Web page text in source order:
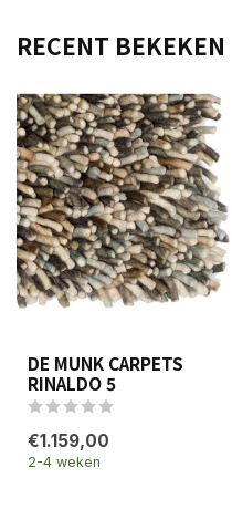
RECENT BEKEKEN
DE MUNK CARPETS
RINALDO 5
€1.159,00
2-4 weken